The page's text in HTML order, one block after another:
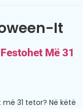
It
Më 31
31 tetor? Në këtë